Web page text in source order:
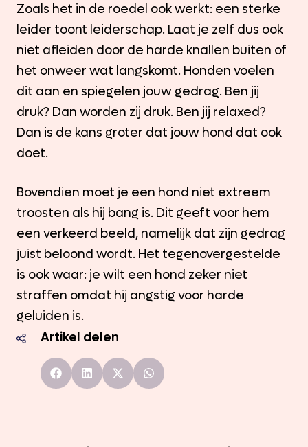
Zoals het in de roedel ook werkt: een sterke
leider toont leiderschap. Laat je zelf dus ook
niet afleiden door de harde knallen buiten of
het onweer wat langskomt. Honden voelen
dit aan en spiegelen jouw gedrag. Ben jij
druk? Dan worden zij druk. Ben jij relaxed?
Dan is de kans groter dat jouw hond dat ook
doet.
Bovendien moet je een hond niet extreem
troosten als hij bang is. Dit geeft voor hem
een verkeerd beeld, namelijk dat zijn gedrag
juist beloond wordt. Het tegenovergestelde
is ook waar: je wilt een hond zeker niet
straffen omdat hij angstig voor harde
geluiden is.
Artikel delen